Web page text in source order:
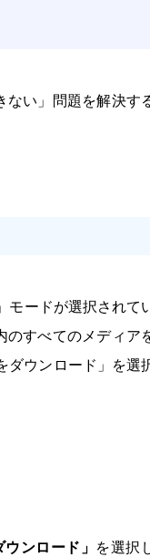
ない」問題を解決す
モードが選択されて
のすべてのメディア
ダウンロード」を選
ンロード」 を選択